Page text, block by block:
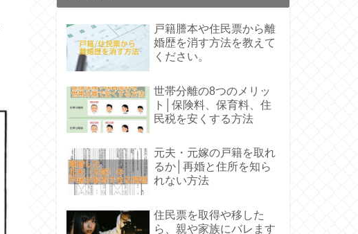
戸籍謄本や住民票から離
婚歴を消す方法を教えて
ください。
世帯分離の8つのメリッ
ト│保険料、保育料、住
民税を安くする方法
元夫・元嫁の戸籍を取れ
るか│再婚と住所を知ら
れない方法
住民票を取得や移した
ら、親や家族にバレます